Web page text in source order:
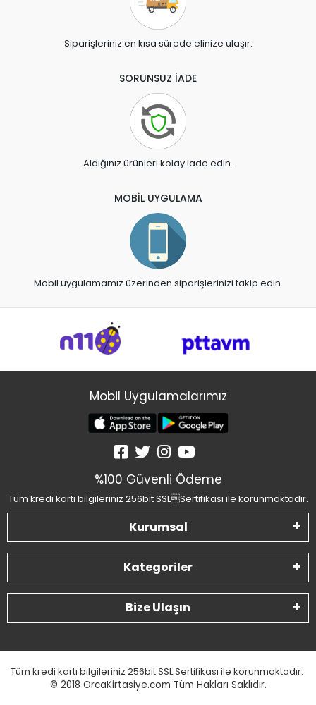
Siparişleriniz en kısa sürede elinize ulaşır.
SORUNSUZ İADE
Aldığınız ürünleri kolay iade edin.
MOBİL UYGULAMA
Mobil uygulamamız üzerinden siparişlerinizi takip edin.
Mobil Uygulamalarımız
%100 Güvenli Ödeme
Tüm kredi kartı bilgileriniz 256bit SSLSertifikası ile korunmaktadır.
Kurumsal
Kategoriler
Bize Ulaşın
Tüm kredi kartı bilgileriniz 256bit SSL Sertifikası ile korunmaktadır.
© 2018 OrcaKirtasiye.com Tüm Hakları Saklıdır.